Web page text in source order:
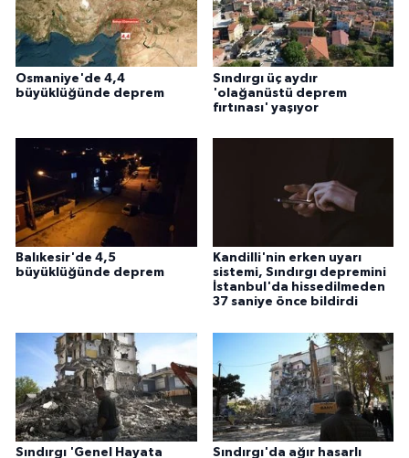
Osmaniye'de 4,4
büyüklüğünde deprem
Sındırgı üç aydır
'olağanüstü deprem
fırtınası' yaşıyor
Balıkesir'de 4,5
büyüklüğünde deprem
Kandilli'nin erken uyarı
sistemi, Sındırgı depremini
İstanbul'da hissedilmeden
37 saniye önce bildirdi
Sındırgı 'Genel Hayata Sındırgı'da ağır hasarlı
Karabük Müftülüğü
Karaman Müftülüğü
Kastamonu Müftülüğü
Kayseri Müftülüğü
Kilis Müftülüğü
Kırklareli Müftülüğü
Kırşehir Müftülüğü
Kocaeli Müftülüğü